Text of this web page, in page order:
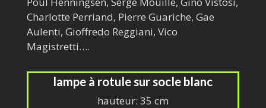
Charlotte Perriand, Pierre Guariche, Gae
Aulenti, Gioffredo Reggiani, Vico
Magistretti….
lampe à rotule sur socle blanc
hauteur: 35 cm